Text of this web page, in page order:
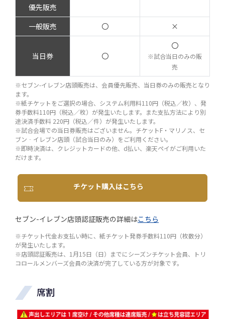
優先販売
一般販売
〇 ×
当日券 〇
〇
※試合当日のみの販
売
※セブン-イレブン店頭販売は、会員優先販売、当日券のみの販売となり
ます。
※紙チケットをご選択の場合、システム利用料110円（税込／枚）、発
券手数料110円（税込／枚）が発生いたします。また支払方法により別
途決済手数料 220円（税込／件）が発生いたします。
※試合会場での当日券販売はございません。チケットF・マリノス、セ
ブン‐イレブン店頭（試合当日のみ）をご利用ください。
※即時決済は、クレジットカードの他、d払い、楽天ペイがご利用いた
だけます。
チケット購入はこちら
セブン-イレブン店頭認証販売の詳細はこちら
※チケット代金お支払い時に、紙チケット発券手数料110円（枚数分）
が発生いたします。
※店頭認証販売は、1月15日（日）までにシーズンチケット会員、トリ
コロールメンバーズ会員の決済が完了している方が対象です。
席割